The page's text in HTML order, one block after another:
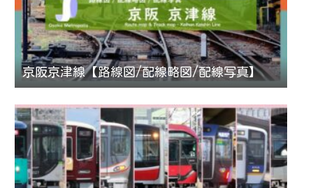
京阪京津線【路線図/配線略図/配線写真】